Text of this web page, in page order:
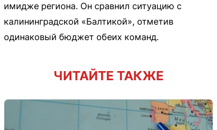
имидже региона. Он сравнил ситуацию с
калининградской «Балтикой», отметив
одинаковый бюджет обеих команд.
ЧИТАЙТЕ ТАКЖЕ